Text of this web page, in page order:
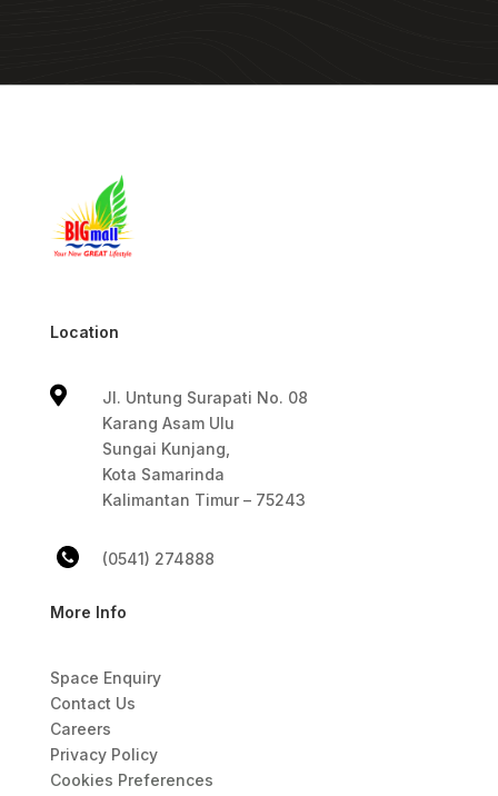
Location

Jl. Untung Surapati No. 08
Karang Asam Ulu
Sungai Kunjang,
Kota Samarinda
Kalimantan Timur – 75243
(0541) 274888
More Info
Space Enquiry
Contact Us
Careers
Privacy Policy
Cookies Preferences